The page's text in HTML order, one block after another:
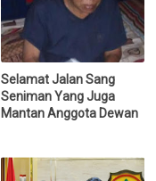
Selamat Jalan Sang
Seniman Yang Juga
Mantan Anggota Dewan